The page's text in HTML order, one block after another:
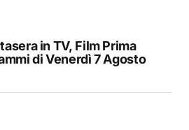
in TV, Film Prima
di Venerdì 7 Agosto